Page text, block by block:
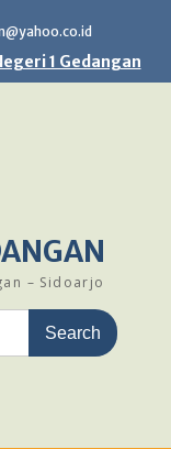
1 Gedangan
– Sidoarjo